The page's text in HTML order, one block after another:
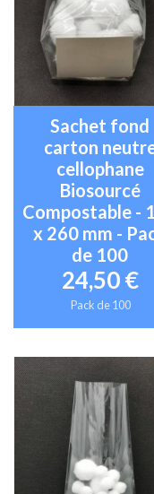
Sachet fond
carton
cellophane
Biosourcé
Compostable -
x 260 mm -
de 100
24,50 €
Pack de 100